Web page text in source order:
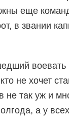
еще
в звании
воевать
не хочет
так уж и
а у